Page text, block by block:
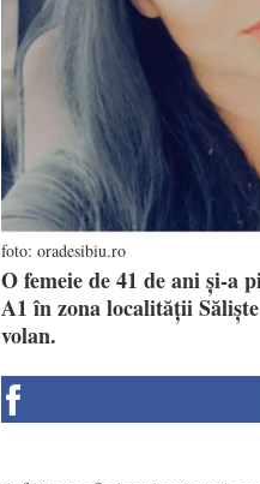
foto: oradesibiu.ro
O femeie de 41 de ani și-a
A1 în zona localității
volan.